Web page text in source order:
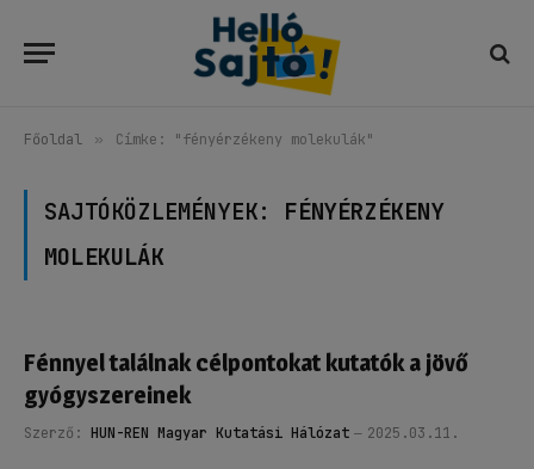
Főoldal » Címke: "fényérzékeny molekulák"
SAJTÓKÖZLEMÉNYEK: FÉNYÉRZÉKENY
MOLEKULÁK
Fénnyel találnak célpontokat kutatók a jövő
gyógyszereinek
Szerző: HUN-REN Magyar Kutatási Hálózat 2025.03.11.